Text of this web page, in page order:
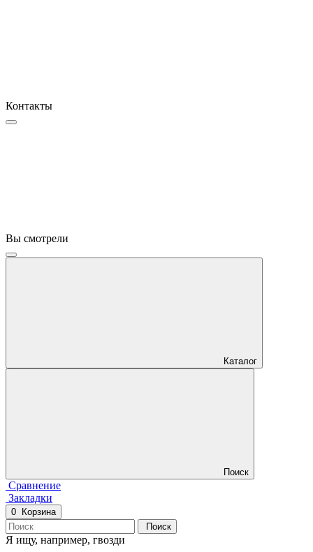
Контакты
Вы смотрели
Каталог
Поиск
Сравнение
Закладки
0
Корзина
Поиск
Я ищу, например, гвозди